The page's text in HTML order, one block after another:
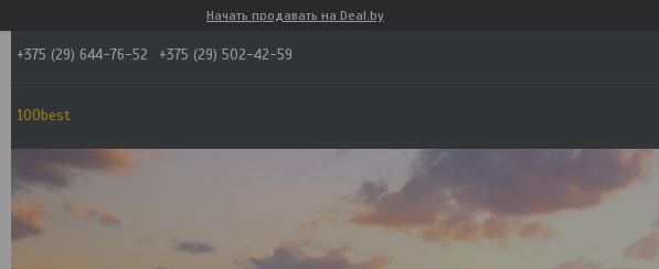
Начать продавать на Deal.by
+375 (29) 644-76-52 +375 (29) 502-42-59
100best